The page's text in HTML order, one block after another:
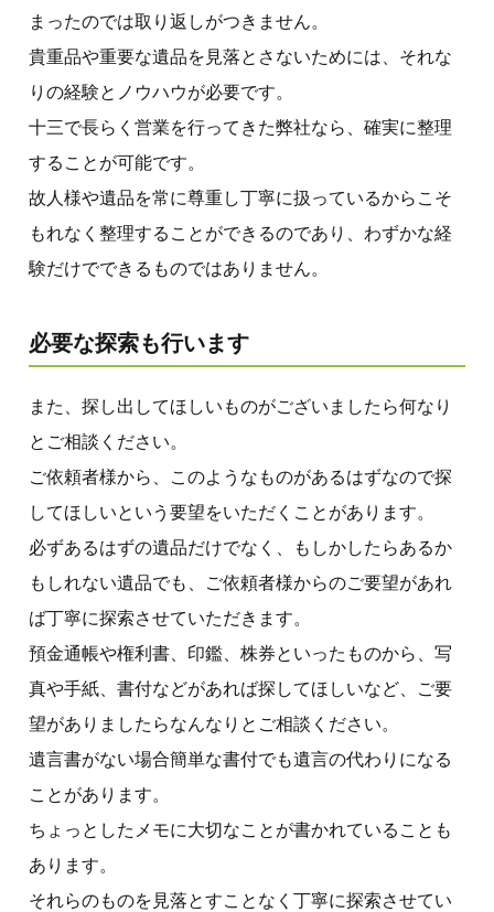
まったのでは取り返しがつきません。
貴重品や重要な遺品を見落とさないためには、それな
りの経験とノウハウが必要です。
十三で長らく営業を行ってきた弊社なら、確実に整理
することが可能です。
故人様や遺品を常に尊重し丁寧に扱っているからこそ
もれなく整理することができるのであり、わずかな経
験だけでできるものではありません。
必要な探索も行います
また、探し出してほしいものがございましたら何なり
とご相談ください。
ご依頼者様から、このようなものがあるはずなので探
してほしいという要望をいただくことがあります。
必ずあるはずの遺品だけでなく、もしかしたらあるか
もしれない遺品でも、ご依頼者様からのご要望があれ
ば丁寧に探索させていただきます。
預金通帳や権利書、印鑑、株券といったものから、写
真や手紙、書付などがあれば探してほしいなど、ご要
望がありましたらなんなりとご相談ください。
遺言書がない場合簡単な書付でも遺言の代わりになる
ことがあります。
ちょっとしたメモに大切なことが書かれていることも
あります。
それらのものを見落とすことなく丁寧に探索させてい